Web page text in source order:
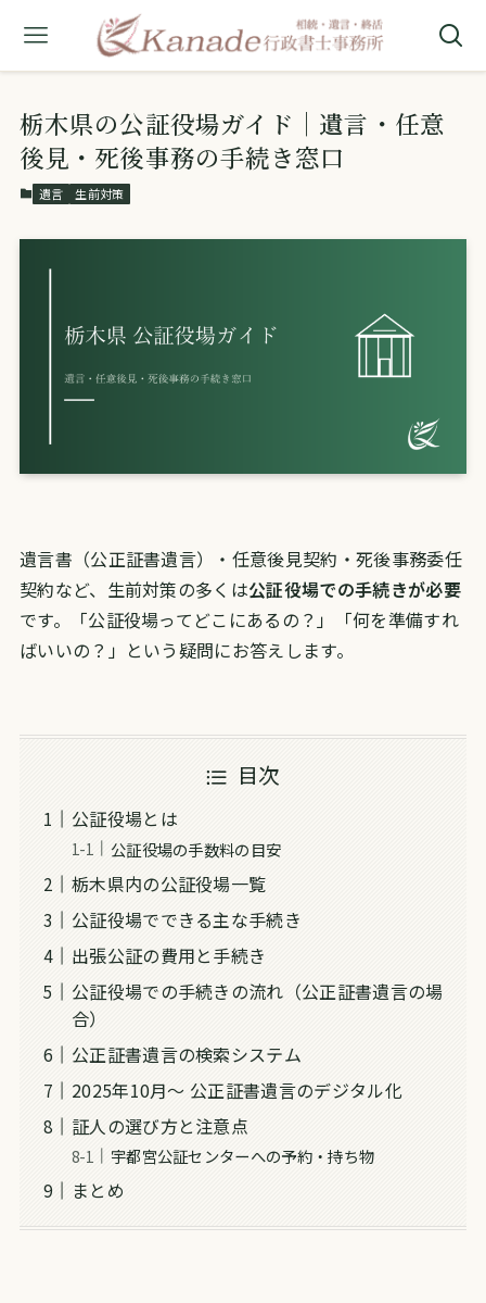
栃木県の公証役場ガイド｜遺言・任意
後見・死後事務の手続き窓口
遺言 生前対策
遺言書（公正証書遺言）・任意後見契約・死後事務委任
契約など、生前対策の多くは公証役場での手続きが必要
です。「公証役場ってどこにあるの？」「何を準備すれ
ばいいの？」という疑問にお答えします。
目次
公証役場とは
公証役場の手数料の目安
栃木県内の公証役場一覧
公証役場でできる主な手続き
出張公証の費用と手続き
公証役場での手続きの流れ（公正証書遺言の場
合）
公正証書遺言の検索システム
2025年10月〜 公正証書遺言のデジタル化
証人の選び方と注意点
宇都宮公証センターへの予約・持ち物
まとめ